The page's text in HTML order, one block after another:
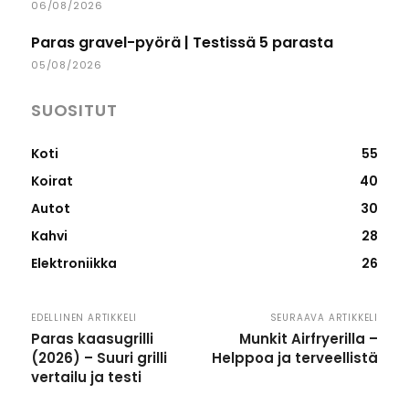
06/08/2026
Paras gravel-pyörä | Testissä 5 parasta
05/08/2026
SUOSITUT
Koti
55
Koirat
40
Autot
30
Kahvi
28
Elektroniikka
26
EDELLINEN ARTIKKELI
Paras kaasugrilli
(2026) – Suuri grilli
vertailu ja testi
SEURAAVA ARTIKKELI
Munkit Airfryerilla –
Helppoa ja terveellistä